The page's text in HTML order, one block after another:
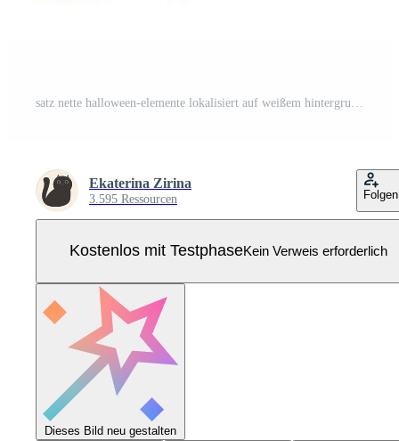
Ekaterina Zirina
3.595 Ressourcen Folgen
Kostenlos mit TestphaseKein Verweis erforderlich
Dieses Bild neu gestalten